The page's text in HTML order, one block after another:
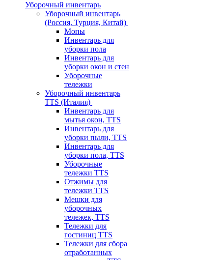
Уборочный инвентарь
Уборочный инвентарь
(Россия, Турция, Китай)
Мопы
Инвентарь для
уборки пола
Инвентарь для
уборки окон и стен
Уборочные
тележки
Уборочный инвентарь
TTS (Италия)
Инвентарь для
мытья окон, TTS
Инвентарь для
уборки пыли, TTS
Инвентарь для
уборки пола, TTS
Уборочные
тележки TTS
Отжимы для
тележки TTS
Мешки для
уборочных
тележек, TTS
Тележки для
гостиниц TTS
Тележки для сбора
отработанных